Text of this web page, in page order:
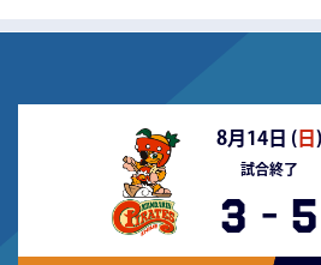
8月14日 ( 日 )
試合終了
3 - 5